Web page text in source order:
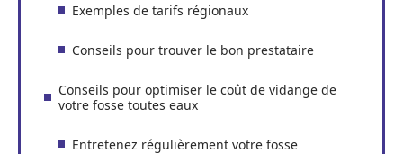
Exemples de tarifs régionaux
Conseils pour trouver le bon prestataire
Conseils pour optimiser le coût de vidange de
votre fosse toutes eaux
Entretenez régulièrement votre fosse